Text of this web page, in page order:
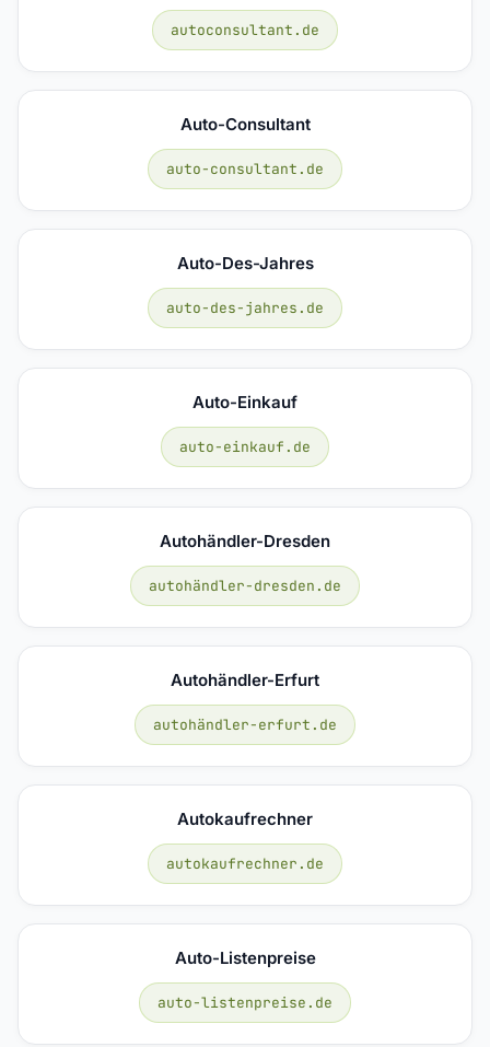
autoconsultant.de
Auto-Consultant
auto-consultant.de
Auto-Des-Jahres
auto-des-jahres.de
Auto-Einkauf
auto-einkauf.de
Autohändler-Dresden
autohändler-dresden.de
Autohändler-Erfurt
autohändler-erfurt.de
Autokaufrechner
autokaufrechner.de
Auto-Listenpreise
auto-listenpreise.de